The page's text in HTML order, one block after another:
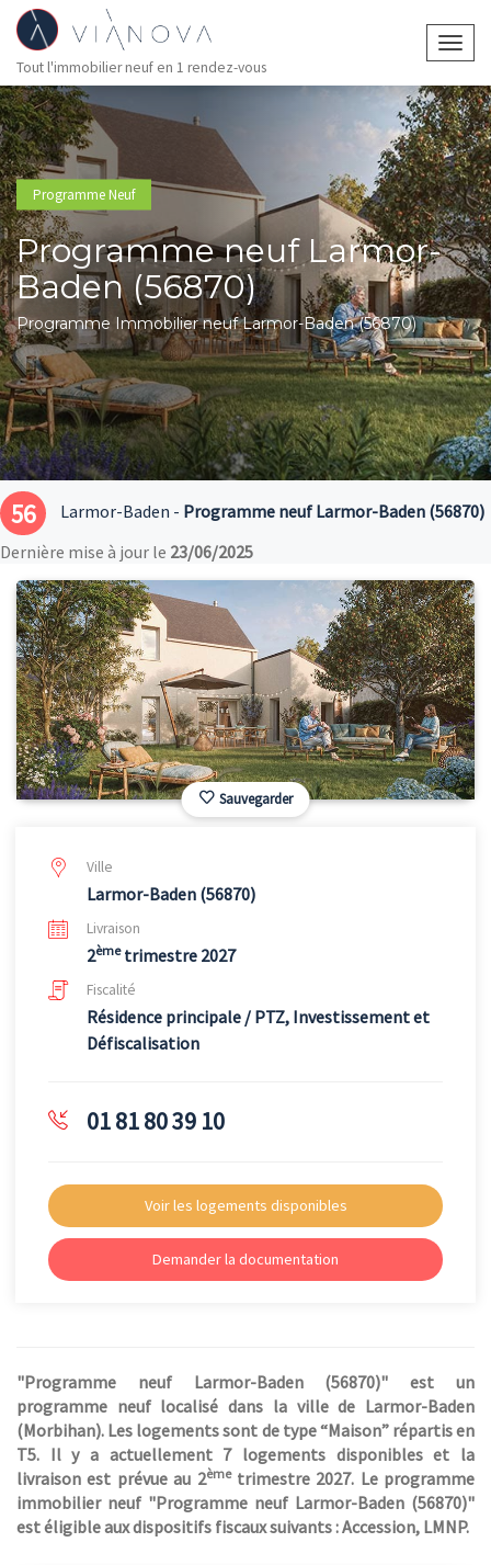
Tout l'immobilier neuf en 1 rendez-vous
Programme Neuf
Programme neuf Larmor-
Baden (56870)
Programme Immobilier neuf Larmor-Baden (56870)
56 Larmor-Baden - Programme neuf Larmor-Baden (56870)
Dernière mise à jour le 23/06/2025
Sauvegarder
Ville
Larmor-Baden (56870)
Livraison
2èmetrimestre 2027
Fiscalité
Résidence principale / PTZ, Investissement et
Défiscalisation
01 81 80 39 10
Voir les logements disponibles
Demander la documentation
"Programme neuf Larmor-Baden (56870)" est un
programme neuf localisé dans la ville de Larmor-Baden
(Morbihan). Les logements sont de type “Maison” répartis en
T5. Il y a actuellement 7 logements disponibles et la
livraison est prévue au 2èmetrimestre 2027. Le programme
immobilier neuf "Programme neuf Larmor-Baden (56870)"
est éligible aux dispositifs fiscaux suivants : Accession, LMNP.